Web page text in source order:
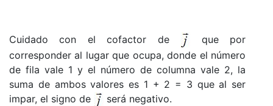
Cuidado con el cofactor de
que por
corresponder al lugar que ocupa, donde el número
de fila vale 1 y el número de columna vale 2, la
suma de ambos valores es 1 + 2 = 3 que al ser
impar, el signo de
será negativo.